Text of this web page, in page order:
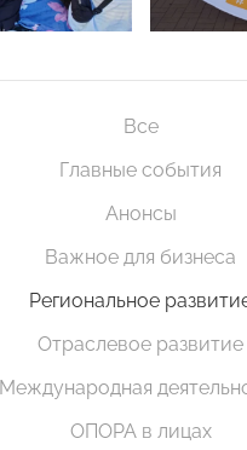
Все
Главные события
Анонсы
Важное для бизнеса
Региональное
Отраслевое развитие
Международная
ОПОРА в лицах